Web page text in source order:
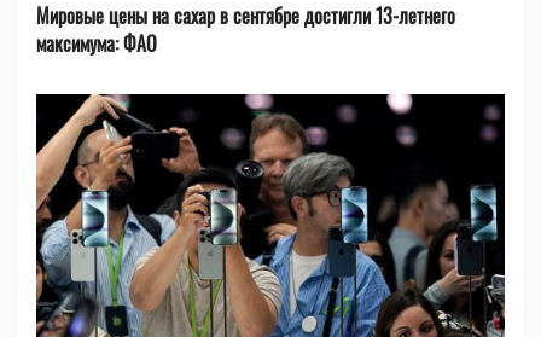
Мировые цены на сахар в сентябре достигли 13-летнего
максимума: ФАО